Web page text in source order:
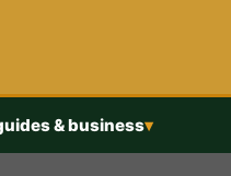
& business▾